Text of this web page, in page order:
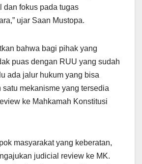
dan fokus pada tugas
ujar Saan Mustopa.
bahwa bagi pihak yang
puas dengan RUU yang sudah
ada jalur hukum yang bisa
mekanisme yang tersedia
ke Mahkamah Konstitusi
masyarakat yang keberatan,
judicial review ke MK.